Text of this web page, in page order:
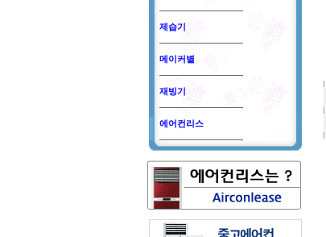
제습기
메이커별
재빙기
에어컨리스